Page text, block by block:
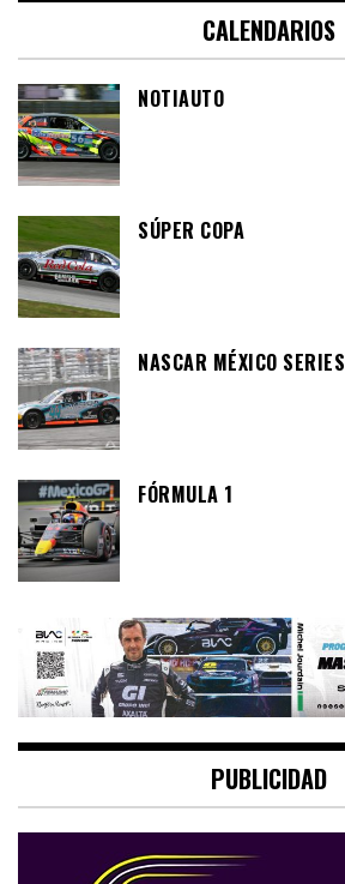
CALENDARIOS
NOTIAUTO
SÚPER COPA
NASCAR MÉXICO SERIES
FÓRMULA 1
PUBLICIDAD